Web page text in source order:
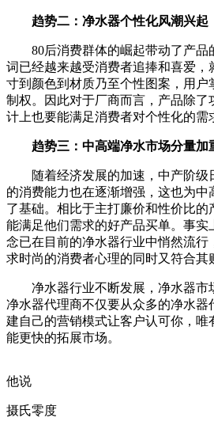
趋势二：净水器个性化风潮兴起
80后消费群体的崛起带动了产品
词已经越来越受消费者追捧和喜爱，
寸到颜色到材质乃至个性图案，用户
制权。因此对于厂商而言，产品除了
计上也要能满足消费者对个性化的需
趋势三：中高端净水市场分量加
随着经济发展的加速，中产阶级
的消费能力也在逐渐增强，这也为中
了基础。相比于主打廉价和性价比的
能满足他们需求的好产品买单。事实
念已在目前的净水器行业中悄然流行
求时尚的消费者心理的同时又符合其
净水器行业不断发展，净水器市
净水器代理商不仅要从众多的净水器
建自己的营销模式让客户认可你，唯
能更快的拓展市场。
他说
摄氏零度